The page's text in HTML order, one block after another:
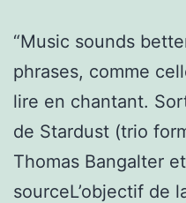
“Music sounds
phrases, comme
lire en chantant.
de Stardust (trio
Thomas Bangalter
sourceL’objectif de